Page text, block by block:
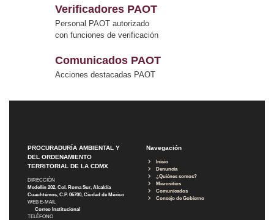
Verificadores PAOT
Personal PAOT autorizado
con funciones de verificación
Comunicados PAOT
Acciones destacadas PAOT
PROCURADURÍA AMBIENTAL Y
DEL ORDENAMIENTO
TERRITORIAL DE LA CDMX
DIRECCIÓN
Medellín 202, Col. Roma Sur, Alcaldía
Cuauhtémoc, C.P. 06700, Ciudad de México
WEB E-MAIL
Correo Institucional
TELÉFONO
Navegación
Inicio
Denuncia
¿Quiénes somos?
Micrositios
Comunicados
Consejo de Gobierno